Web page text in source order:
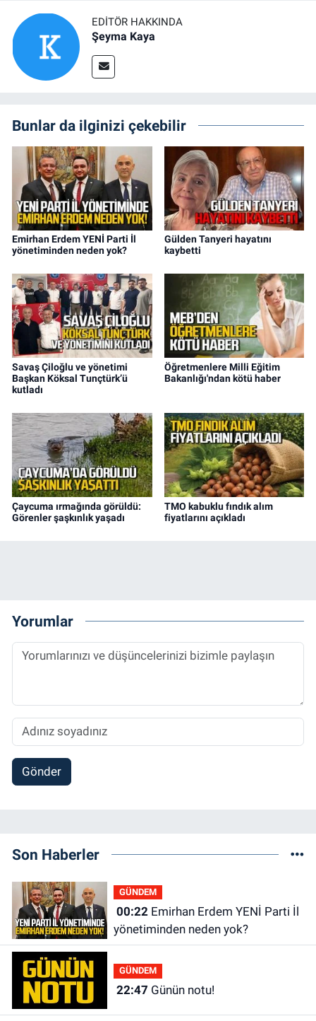
EDITÖR HAKKINDA
Şeyma Kaya
Bunlar da ilginizi çekebilir
Emirhan Erdem YENİ Parti İl
yönetiminden neden yok?
Gülden Tanyeri hayatını
kaybetti
Savaş Çiloğlu ve yönetimi
Başkan Köksal Tunçtürk’ü
kutladı
Öğretmenlere Milli Eğitim
Bakanlığı'ndan kötü haber
Çaycuma ırmağında görüldü:
Görenler şaşkınlık yaşadı
TMO kabuklu fındık alım
fiyatlarını açıkladı
Yorumlar
Gönder
Son Haberler
GÜNDEM
00:22Emirhan Erdem YENİ Parti İl
yönetiminden neden yok?
GÜNDEM
22:47 Günün notu!